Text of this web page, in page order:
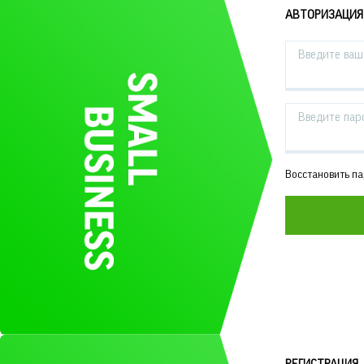
АВТОРИЗАЦИЯ
Введите
Введите
Восстановить